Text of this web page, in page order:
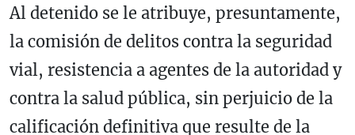
Al detenido se le atribuye, presuntamente,
la comisión de delitos contra la seguridad
vial, resistencia a agentes de la autoridad y
contra la salud pública, sin perjuicio de la
calificación definitiva que resulte de la